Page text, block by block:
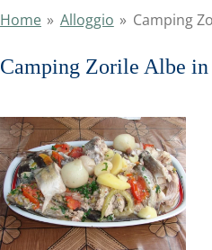
Home » Alloggio » Camping
Camping Zorile Albe